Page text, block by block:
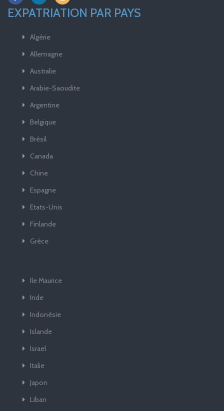
EXPATRIATION PAR PAYS
Algérie
Allemagne
Australie
Arabie-Saoudite
Argentine
Belgique
Brésil
Canada
Chine
Espagne
Etats-Unis
Finlande
Grèce
Ile Maurice
Inde
Indonésie
Islande
Israel
Italie
Japon
Liban